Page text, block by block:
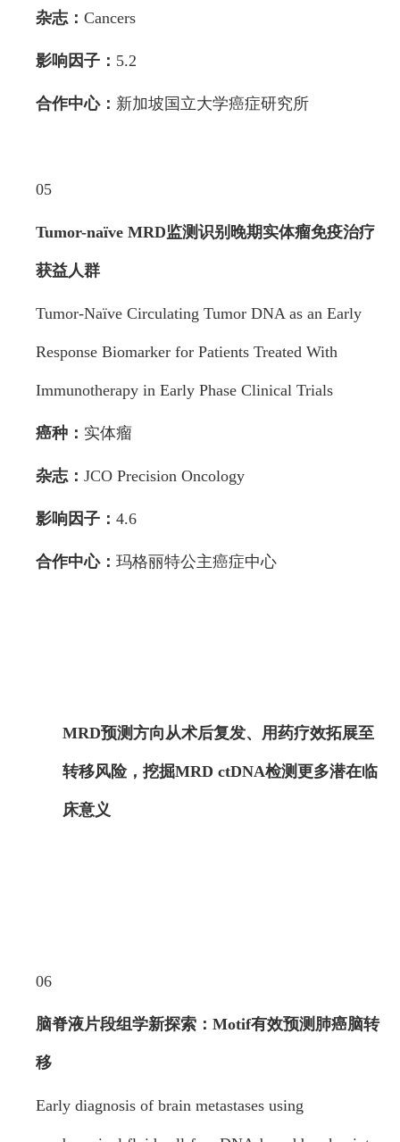
杂志： Cancers
影响因子： 5.2
合作中心： 新加坡国立大学癌症研究所
05
Tumor-naïve MRD监测识别晚期实体瘤免疫治疗
获益人群
Tumor-Naïve Circulating Tumor DNA as an Early
Response Biomarker for Patients Treated With
Immunotherapy in Early Phase Clinical Trials
癌种： 实体瘤
杂志： JCO Precision Oncology
影响因子： 4.6
合作中心： 玛格丽特公主癌症中心
MRD预测方向从术后复发、用药疗效拓展至
转移风险，挖掘MRD ctDNA检测更多潜在临
床意义
06
脑脊液片段组学新探索：Motif有效预测 肺癌脑转
移
Early diagnosis of brain metastases using